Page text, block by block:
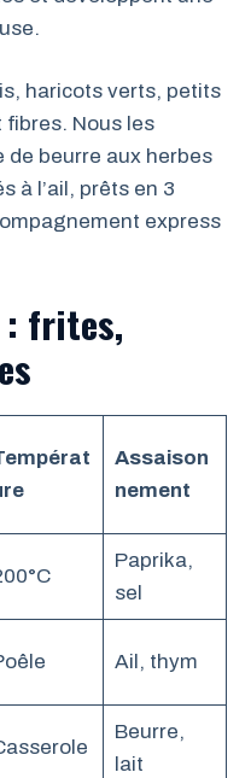
haricots verts, petits
Nous les
de beurre aux herbes
à l’ail, prêts en 3
express
: frites,
Assaison
nement
Paprika,
sel
Ail, thym
Beurre,
lait